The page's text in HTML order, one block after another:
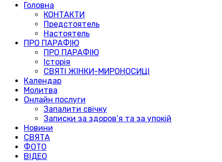
Головна
КОНТАКТИ
Предстоятель
Настоятель
ПРО ПАРАФІЮ
ПРО ПАРАФІЮ
Історія
СВЯТІ ЖІНКИ-МИРОНОСИЦІ
Календар
Молитва
Онлайн послуги
Запалити свічку
Записки за здоров’я та за упокій
Новини
СВЯТА
ФОТО
ВІДЕО